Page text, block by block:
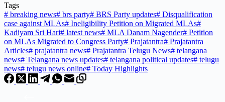
Tags
# breaking news# brs party# BRS Party updates# Disqualification
case against MLAs# Ineligibility Petition on Migrated MLAs#
Kadiyam Sri Hari# latest news# MLA Danam Nagender# Petition
on MLAs Migrated to Congress Party# Prajatantra# Prajatantra
Articles# prajatantra news# Prajatantra Telugu News# telangana
news# Telangana news updates# telangana political updates# telugu
news# telugu news online# Today Highlights